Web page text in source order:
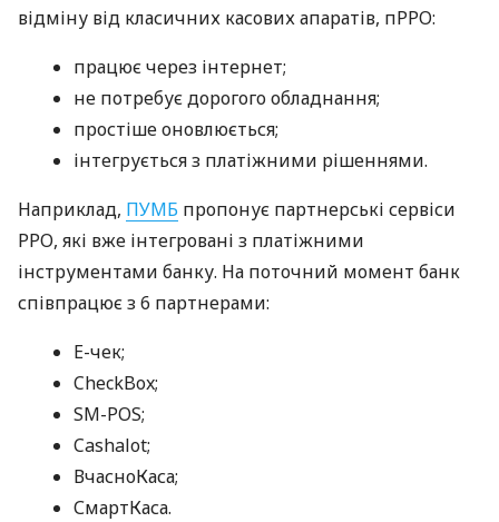
відміну від класичних касових апаратів, пРРО:
працює через інтернет;
не потребує дорогого обладнання;
простіше оновлюється;
інтегрується з платіжними рішеннями.
Наприклад, ПУМБ пропонує партнерські сервіси
РРО, які вже інтегровані з платіжними
інструментами банку. На поточний момент банк
співпрацює з 6 партнерами:
E-чек;
CheckBox;
SM-POS;
Cashalot;
ВчасноКаса;
СмартКаса.